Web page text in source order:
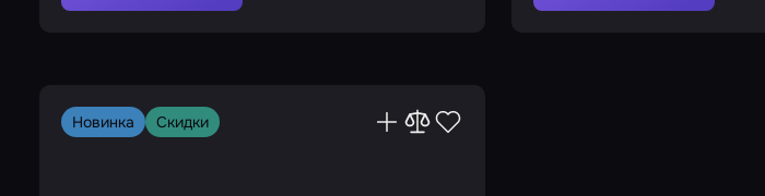
Новинка Скидки